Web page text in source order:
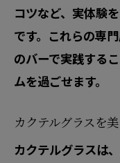
コツなど、実体験
です。これらの専
のバーで実践する
ムを過ごせます。
カクテルグラスを
カクテルグラスは